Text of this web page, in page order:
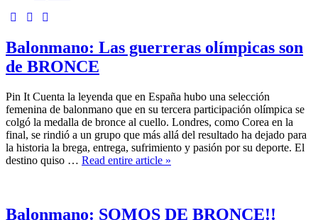
Balonmano: Las guerreras olímpicas son
de BRONCE
Pin It Cuenta la leyenda que en España hubo una selección
femenina de balonmano que en su tercera participación olímpica se
colgó la medalla de bronce al cuello. Londres, como Corea en la
final, se rindió a un grupo que más allá del resultado ha dejado para
la historia la brega, entrega, sufrimiento y pasión por su deporte. El
destino quiso … Read entire article »
Balonmano: SOMOS DE BRONCE!!